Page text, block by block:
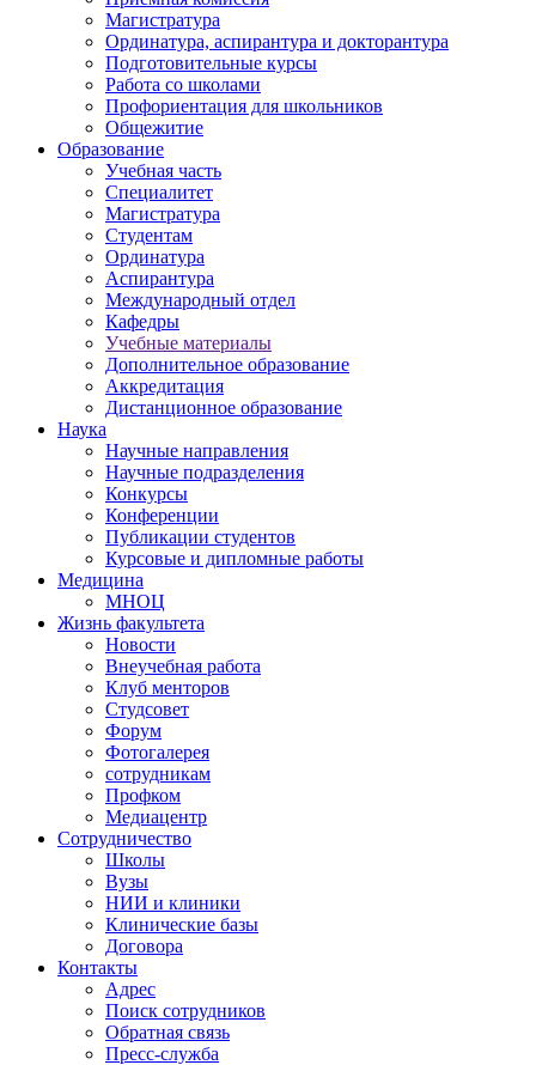
Магистратура
Ординатура, аспирантура и докторантура
Подготовительные курсы
Работа со школами
Профориентация для школьников
Общежитие
Образование
Учебная часть
Специалитет
Магистратура
Студентам
Ординатура
Аспирантура
Международный отдел
Кафедры
Учебные материалы
Дополнительное образование
Аккредитация
Дистанционное образование
Наука
Научные направления
Научные подразделения
Конкурсы
Конференции
Публикации студентов
Курсовые и дипломные работы
Медицина
МНОЦ
Жизнь факультета
Новости
Внеучебная работа
Клуб менторов
Студсовет
Форум
Фотогалерея
сотрудникам
Профком
Медиацентр
Сотрудничество
Школы
Вузы
НИИ и клиники
Клинические базы
Договора
Контакты
Адрес
Поиск сотрудников
Обратная связь
Пресс-служба